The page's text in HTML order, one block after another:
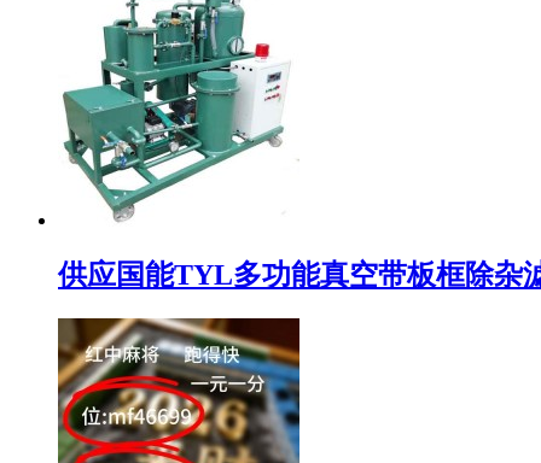
供应国能TYL多功能真空带板框除杂